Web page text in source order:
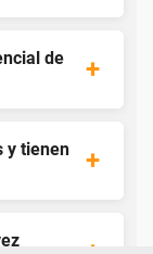
de
y tienen